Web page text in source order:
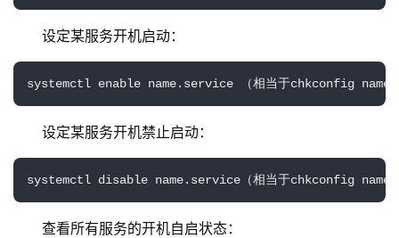
设定某服务开机启动：
systemctl enable name.service （相当于chkconfig name
设定某服务开机禁止启动：
systemctl disable name.service（相当于chkconfig name
查看所有服务的开机自启状态：